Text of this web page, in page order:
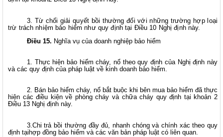
3. Từ chối giải quyết bồi thường đối với những trường hợp loại
trừ trách nhiệm bảo hiểm như quy định tại Điều 10 Nghị định này.
Điều 15. Nghĩa vụ của doanh nghiệp bảo hiểm
1. Thực hiện bảo hiểm cháy, nổ theo quy định của Nghị định này
và các quy định của pháp luật về kinh doanh bảo hiểm.
2. Bán bảo hiểm cháy, nổ bắt buộc khi bên mua bảo hiểm đã thực
hiện các điều kiện về phòng cháy và chữa cháy quy định tại khoản 2
Điều 13 Nghị định này.
3.Chi trả bồi thường đầy đủ, nhanh chóng và chính xác theo quy
định tạihợp đồng bảo hiểm và các văn bản pháp luật có liên quan.